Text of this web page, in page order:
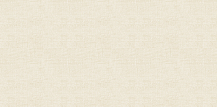
Haben Sie
eigener
LABEL
weiß ich